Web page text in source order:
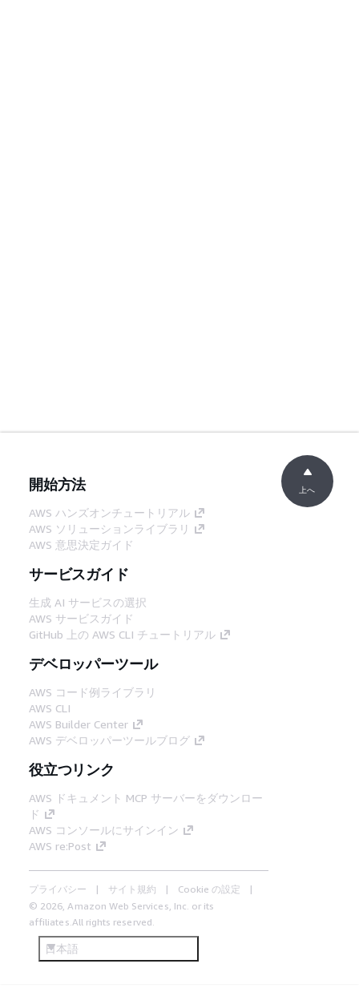
開始方法
AWS ハンズオンチュートリアル
AWS ソリューションライブラリ
AWS 意思決定ガイド
サービスガイド
生成 AI サービスの選択
AWS サービスガイド
GitHub 上の AWS CLI チュートリアル
デベロッパーツール
AWS コード例ライブラリ
AWS CLI
AWS Builder Center
AWS デベロッパーツールブログ
役立つリンク
AWS ドキュメント MCP サーバーをダウンロー
ド
AWS コンソールにサインイン
AWS re:Post
プライバシー サイト規約
Cookie の設定
© 2026, Amazon Web Services, Inc. or its
affiliates.All rights reserved.
日本語
上へ